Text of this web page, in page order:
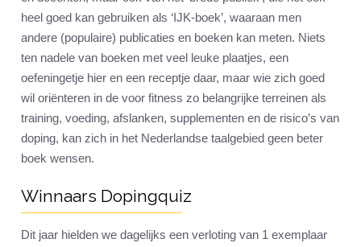
heel goed kan gebruiken als ‘IJK-boek’, waaraan men
andere (populaire) publicaties en boeken kan meten. Niets
ten nadele van boeken met veel leuke plaatjes, een
oefeningetje hier en een receptje daar, maar wie zich goed
wil oriënteren in de voor fitness zo belangrijke terreinen als
training, voeding, afslanken, supplementen en de risico’s van
doping, kan zich in het Nederlandse taalgebied geen beter
boek wensen.
Winnaars Dopingquiz
Dit jaar hielden we dagelijks een verloting van 1 exemplaar